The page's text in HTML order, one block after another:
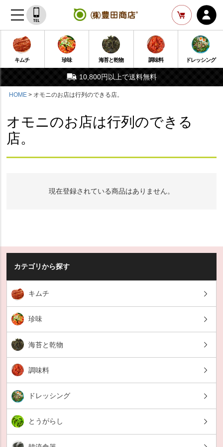
キムチ 珍味 海苔と乾物 調味料 ドレッシング
10,800円以上で送料無料
HOME オモニのお店は行列のできる店。
オモニのお店は行列のできる
店。
現在登録されている商品はありません。
カテゴリから探す
キムチ
珍味
海苔と乾物
調味料
ドレッシング
とうがらし